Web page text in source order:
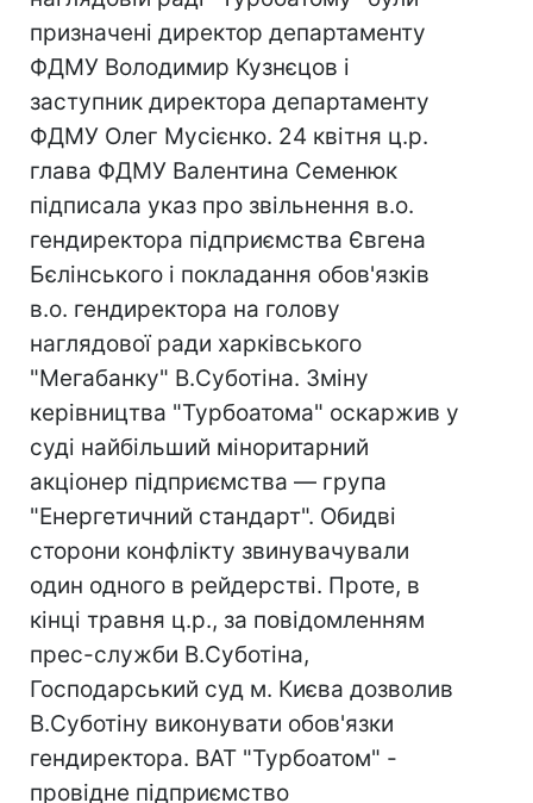
призначені директор департаменту
ФДМУ Володимир Кузнєцов і
заступник директора департаменту
ФДМУ Олег Мусієнко. 24 квітня ц.р.
глава ФДМУ Валентина Семенюк
підписала указ про звільнення в.о.
гендиректора підприємства Євгена
Бєлінського і покладання обов'язків
в.о. гендиректора на голову
наглядової ради харківського
"Мегабанку" В.Суботіна. Зміну
керівництва "Турбоатома" оскаржив у
суді найбільший міноритарний
акціонер підприємства — група
"Енергетичний стандарт". Обидві
сторони конфлікту звинувачували
один одного в рейдерстві. Проте, в
кінці травня ц.р., за повідомленням
прес-служби В.Суботіна,
Господарський суд м. Києва дозволив
В.Суботіну виконувати обов'язки
гендиректора. ВАТ "Турбоатом" -
провідне підприємство